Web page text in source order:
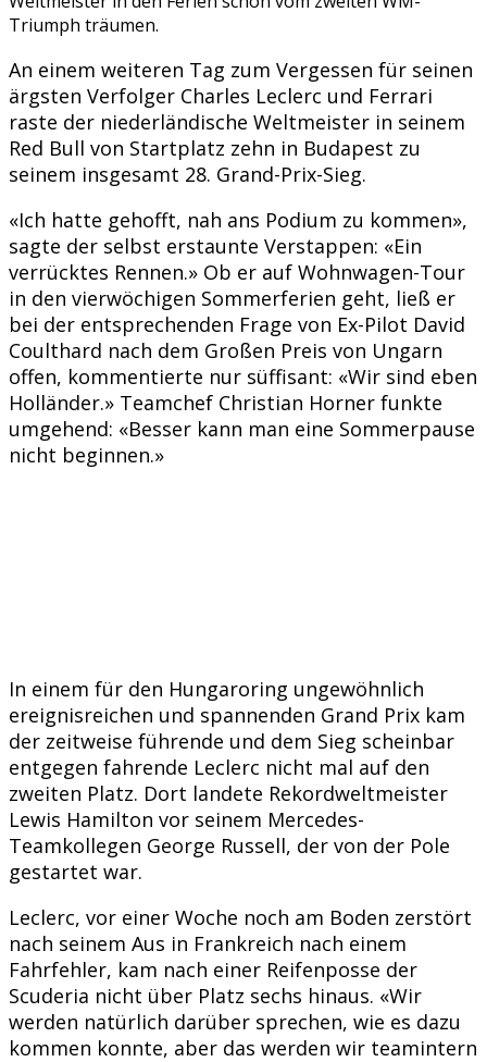
Triumph träumen.
An einem weiteren Tag zum Vergessen für seinen
ärgsten Verfolger Charles Leclerc und Ferrari
raste der niederländische Weltmeister in seinem
Red Bull von Startplatz zehn in Budapest zu
seinem insgesamt 28. Grand-Prix-Sieg.
«Ich hatte gehofft, nah ans Podium zu kommen»,
sagte der selbst erstaunte Verstappen: «Ein
verrücktes Rennen.» Ob er auf Wohnwagen-Tour
in den vierwöchigen Sommerferien geht, ließ er
bei der entsprechenden Frage von Ex-Pilot David
Coulthard nach dem Großen Preis von Ungarn
offen, kommentierte nur süffisant: «Wir sind eben
Holländer.» Teamchef Christian Horner funkte
umgehend: «Besser kann man eine Sommerpause
nicht beginnen.»
In einem für den Hungaroring ungewöhnlich
ereignisreichen und spannenden Grand Prix kam
der zeitweise führende und dem Sieg scheinbar
entgegen fahrende Leclerc nicht mal auf den
zweiten Platz. Dort landete Rekordweltmeister
Lewis Hamilton vor seinem Mercedes-
Teamkollegen George Russell, der von der Pole
gestartet war.
Leclerc, vor einer Woche noch am Boden zerstört
nach seinem Aus in Frankreich nach einem
Fahrfehler, kam nach einer Reifenposse der
Scuderia nicht über Platz sechs hinaus. «Wir
werden natürlich darüber sprechen, wie es dazu
kommen konnte, aber das werden wir teamintern